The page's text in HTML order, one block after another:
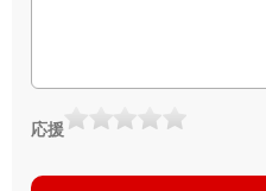
応援